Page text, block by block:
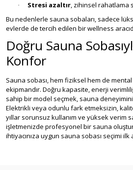
· Stresi azaltır, zihinsel rahatlama
Bu nedenlerle sauna sobaları, sadece
evlerde de tercih edilen bir wellness
Doğru Sauna
Konfor
Sauna sobası, hem fiziksel hem de
ekipmandır. Doğru kapasite, enerji
sahip bir model seçmek, sauna
Elektrikli veya odunlu fark etmeksizin,
yıllar sorunsuz kullanım ve yüksek verim
işletmenizde profesyonel bir sauna
ihtiyacınıza uygun sauna sobası seçimi ilk